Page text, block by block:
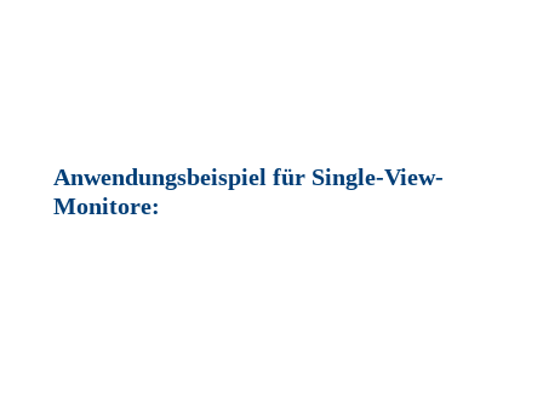
Anwendungsbeispiel für Single-View-
Monitore: